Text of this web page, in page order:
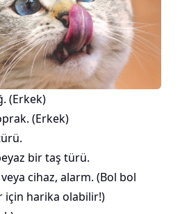
(Erkek)
(Erkek)
bir taş türü.
cihaz, alarm. (Bol bol
için harika olabilir!)